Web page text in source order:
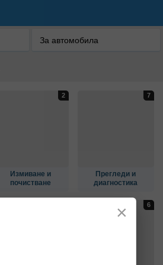
За автомобила
Измиване и
почистване
Прегледи и
диагностика
×